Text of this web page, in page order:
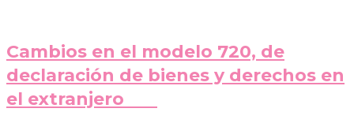
Cambios en el modelo 720, de
declaración de bienes y derechos en
el extranjero